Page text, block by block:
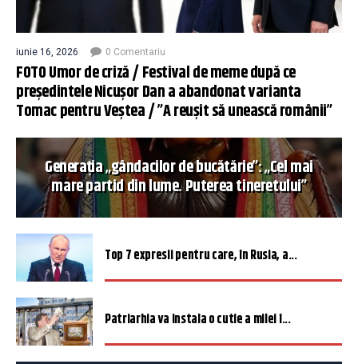
iunie 16, 2026 0 Comentariu
FOTO Umor de criză / Festival de meme după ce
președintele Nicușor Dan a abandonat varianta
Tomac pentru Veștea / ”A reușit să unească românii”
Generația „gândacilor de bucătărie”: „Cel mai
mare partid din lume. Puterea tineretului”
Top 7 expresii pentru care, în Rusia, a...
Patriarhia va instala o cutie a milei î...